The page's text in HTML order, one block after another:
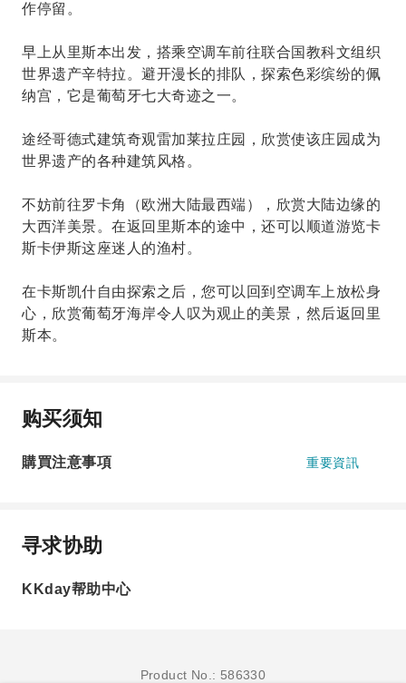
作停留。
早上从里斯本出发，搭乘空调车前往联合国教科文组织
世界遗产辛特拉。避开漫长的排队，探索色彩缤纷的佩
纳宫，它是葡萄牙七大奇迹之一。
途经哥德式建筑奇观雷加莱拉庄园，欣赏使该庄园成为
世界遗产的各种建筑风格。
不妨前往罗卡角（欧洲大陆最西端），欣赏大陆边缘的
大西洋美景。在返回里斯本的途中，还可以顺道游览卡
斯卡伊斯这座迷人的渔村。
在卡斯凯什自由探索之后，您可以回到空调车上放松身
心，欣赏葡萄牙海岸令人叹为观止的美景，然后返回里
斯本。
购买须知
購買注意事項 重要資訊
寻求协助
KKday帮助中心
Product No.: 586330